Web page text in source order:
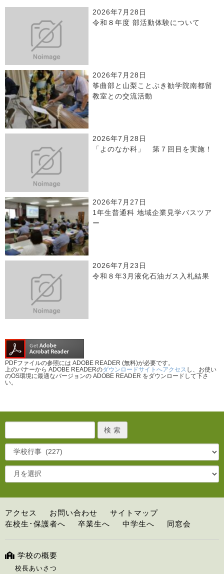
2026年7月28日
令和８年度 部活動体験について
2026年7月28日
筝曲部と山梨ことぶき勧学院南都留
教室との交流活動
2026年7月28日
「よのなか科」 第７回目を実施！
2026年7月27日
1年生普通科 地域企業見学バスツア
ー
2026年7月23日
令和８年3月液化石油ガス入札結果
PDFファイルの参照には ADOBE READER (無料)が必要です。
上のバナーから ADOBE READERのダウンロードサイトへアクセス し、お使い
のOS環境に最適なバージョンの ADOBE READER をダウンロードして下さ
い。
アクセス お問い合わせ
サイトマップ
在校生･保護者へ
卒業生へ 中学生へ 同窓会
学校の概要
校長あいさつ